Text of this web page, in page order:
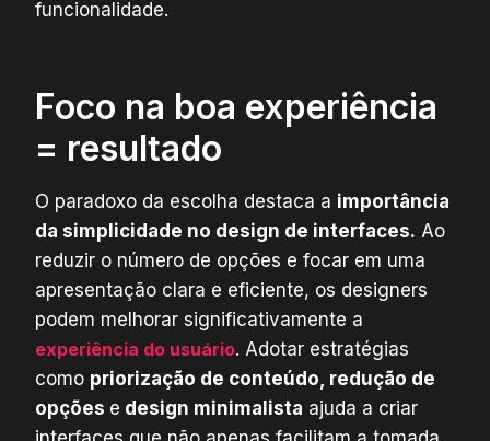
funcionalidade.
Foco na boa experiência
= resultado
O paradoxo da escolha destaca a importância
da simplicidade no design de interfaces. Ao
reduzir o número de opções e focar em uma
apresentação clara e eficiente, os designers
podem melhorar significativamente a
experiência do usuário. Adotar estratégias
como priorização de conteúdo, redução de
opções e design minimalista ajuda a criar